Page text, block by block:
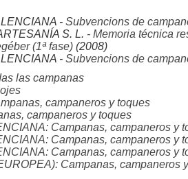
- Subvencions de
S. L. - Memoria técnica
(1ª fase) (2008)
- Subvencions de
las campanas
campaneros y toques
campaneros y toques
Campanas, campaneros y
Campanas, campaneros y
Campanas, campaneros y
Campanas, campaneros